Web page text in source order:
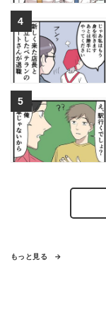
もっと見る